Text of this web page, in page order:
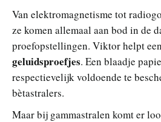
Van elektromagnetisme tot
ze komen allemaal aan bod in de
proefopstellingen. Viktor helpt
geluidsproefjes. Een blaadje
respectievelijk voldoende te
bètastralers.
Maar bij gammastralen komt er